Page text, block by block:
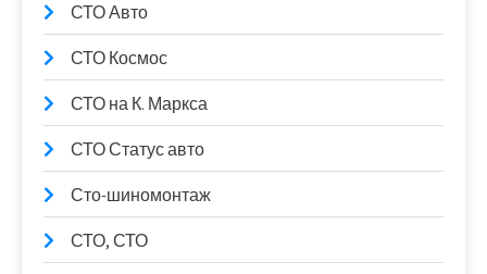
СТО Авто
СТО Космос
СТО на К. Маркса
СТО Статус авто
Сто-шиномонтаж
СТО, СТО